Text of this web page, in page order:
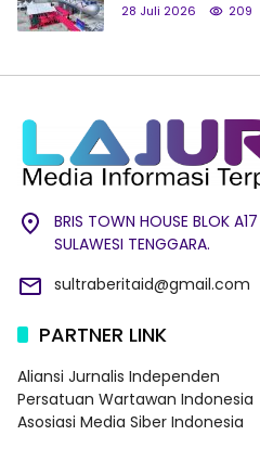
28 Juli 2026 209
BRIS TOWN HOUSE BLOK
SULAWESI TENGGARA.
sultraberitaid@gmail.com
PARTNER LINK
Aliansi Jurnalis Independen
Persatuan Wartawan Indonesia
Asosiasi Media Siber Indonesia